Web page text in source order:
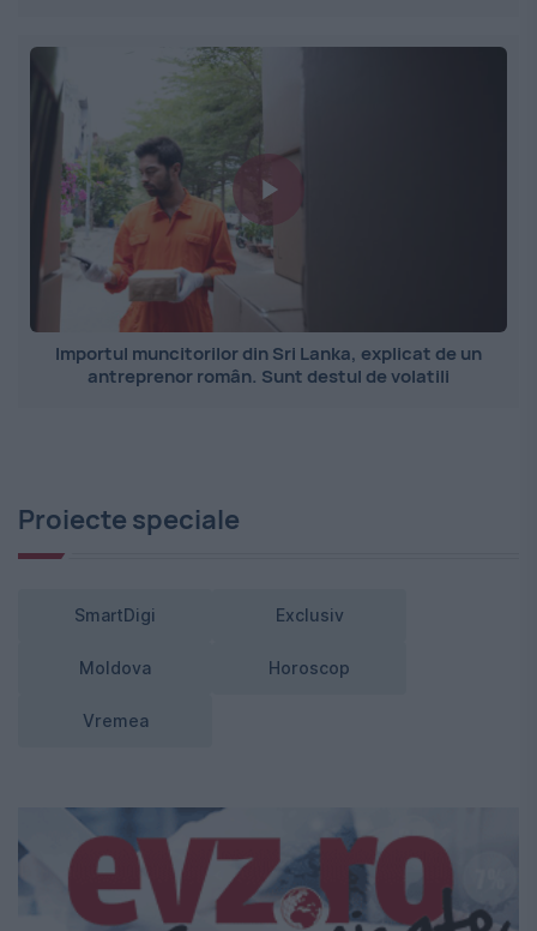
Importul muncitorilor din Sri Lanka, explicat de un
antreprenor român. Sunt destul de volatili
Proiecte speciale
SmartDigi Exclusiv
Moldova Horoscop
Vremea